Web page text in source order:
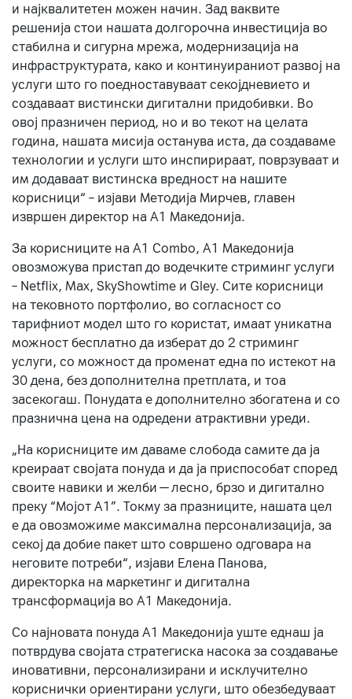
и најквалитетен можен начин. Зад ваквите
решенија стои нашата долгорочна инвестиција во
стабилна и сигурна мрежа, модернизација на
инфраструктурата, како и континуираниот развој на
услуги што го поедноставуваат секојдневието и
создаваат вистински дигитални придобивки. Во
овој празничен период, но и во текот на целата
година, нашата мисија останува иста, да создаваме
технологии и услуги што инспирираат, поврзуваат и
им додаваат вистинска вредност на нашите
корисници“ – изјави Методија Мирчев, главен
извршен директор на А1 Македонија.
За корисниците на A1 Combo, А1 Македонија
овозможува пристап до водечките стриминг услуги
– Netflix, Max, SkyShowtime и Gley. Сите корисници
на тековното портфолио, во согласност со
тарифниот модел што го користат, имаат уникатна
можност бесплатно да изберат до 2 стриминг
услуги, со можност да променат една по истекот на
30 дена, без дополнителна претплата, и тоа
засекогаш. Понудата е дополнително збогатена и со
празнична цена на одредени атрактивни уреди.
„На корисниците им даваме слобода самите да ја
креираат својата понуда и да ја приспособат според
своите навики и желби — лесно, брзо и дигитално
преку “Мојот А1”. Токму за празниците, нашата цел
е да овозможиме максимална персонализација, за
секој да добие пакет што совршено одговара на
неговите потреби“, изјави Елена Панова,
директорка на маркетинг и дигитална
трансформација во А1 Македонија.
Со најновата понуда А1 Македонија уште еднаш ја
потврдува својата стратегиска насока за создавање
иновативни, персонализирани и исклучително
кориснички ориентирани услуги, што обезбедуваат